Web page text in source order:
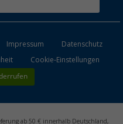
Impressum
Datenschutz
Cookie-Einstellungen
ab 50 € innerhalb Deutschland,